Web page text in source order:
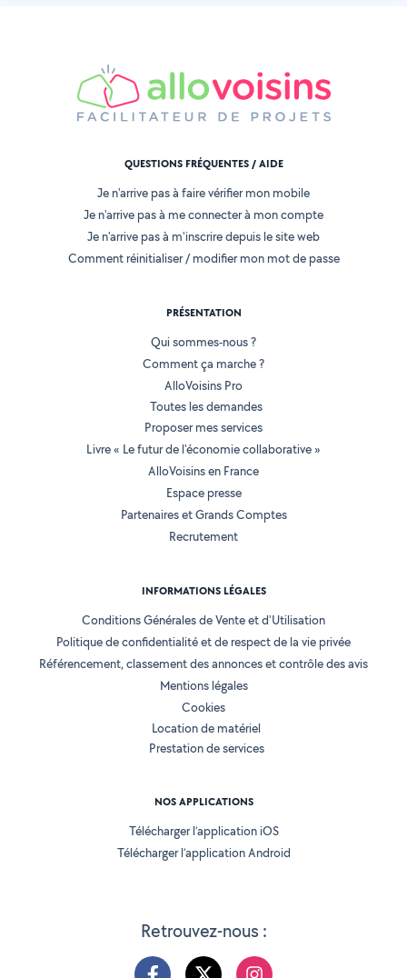
Retrouvez-nous :
QUESTIONS FRÉQUENTES / AIDE
Je n'arrive pas à faire vérifier mon mobile
Je n'arrive pas à me connecter à mon compte
Je n'arrive pas à m'inscrire depuis le site web
Comment réinitialiser / modifier mon mot de passe
PRÉSENTATION
Qui sommes-nous ?
Comment ça marche ?
AlloVoisins Pro
Toutes les demandes
Proposer mes services
Livre « Le futur de l'économie collaborative »
AlloVoisins en France
Espace presse
Partenaires et Grands Comptes
Recrutement
INFORMATIONS LÉGALES
Conditions Générales de Vente et d'Utilisation
Politique de confidentialité et de respect de la vie privée
Référencement, classement des annonces et contrôle des avis
Mentions légales
Cookies
Location de matériel
Prestation de services
NOS APPLICATIONS
Télécharger l’application iOS
Télécharger l’application Android